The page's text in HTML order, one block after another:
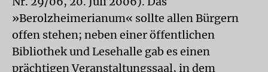
»Berolzheimerianum« sollte allen Bürgern
offen stehen; neben einer öffentlichen
Bibliothek und Lesehalle gab es einen
prächtigen Veranstaltungssaal, in dem